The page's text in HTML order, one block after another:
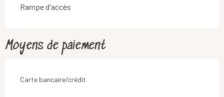
Rampe d'accès
Moyens de paiement
Carte bancaire/crédit